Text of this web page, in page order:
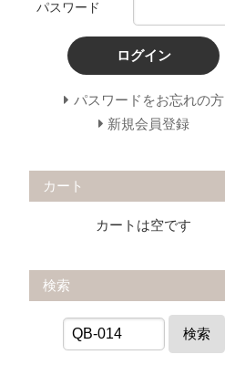
パスワード
ログイン
パスワードをお忘れの方
新規会員登録
カート
カートは空です
検索
検索